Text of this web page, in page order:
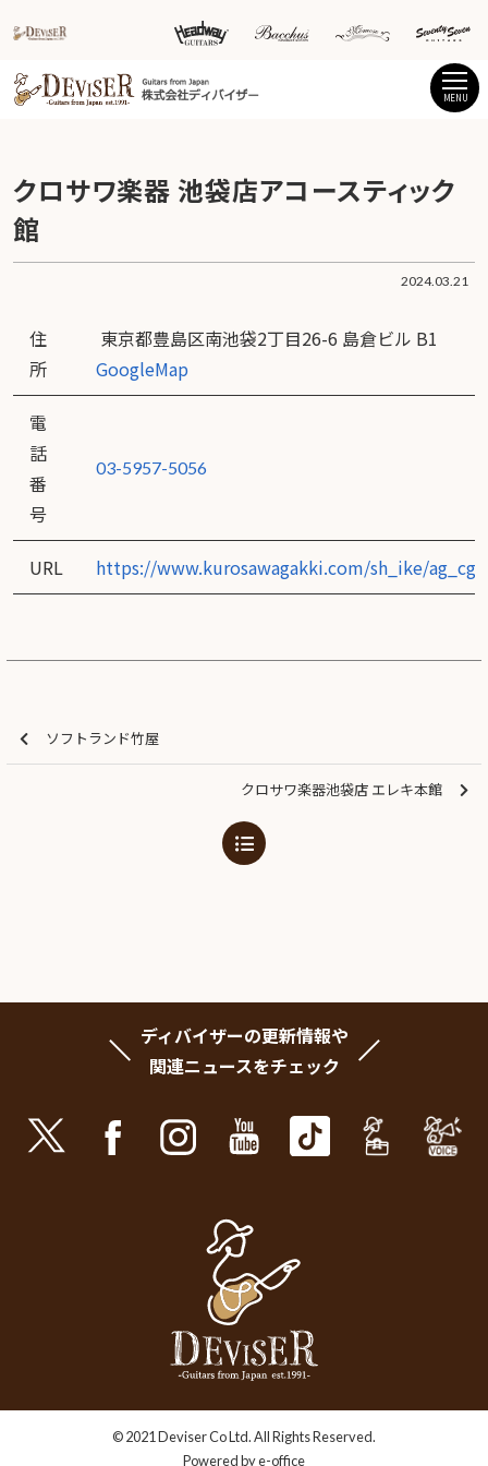
MENU
2024.03.21
クロサワ楽器 池袋店アコースティック
館
住
所
東京都豊島区南池袋2丁目26-6 島倉ビル B1
GoogleMap
電
話
番
号
03-5957-5056
URL https://www.kurosawagakki.com/sh_ike/ag_cg/
ソフトランド竹屋
クロサワ楽器池袋店 エレキ本館
ディバイザーの更新情報や
関連ニュースをチェック
© 2021 Deviser Co Ltd. All Rights Reserved.
Powered by e-office